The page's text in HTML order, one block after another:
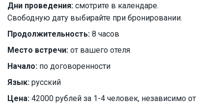
Дни проведения: смотрите в календаре.
Свободную дату выбирайте при бронировании.
Продолжительность: 8 часов
Место встречи: от вашего отеля
Начало: по договоренности
Язык: русский
Цена: 42000 рублей за 1-4 человек, независимо от